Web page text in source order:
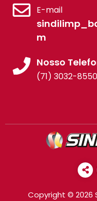
E-mail
m
Nosso
(71) 3032-8550
Copyright © 2026